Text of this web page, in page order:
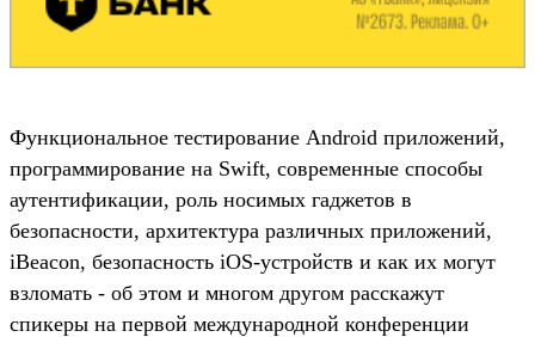
Функциональное тестирование Android приложений,
программирование на Swift, современные способы
аутентификации, роль носимых гаджетов в
безопасности, архитектура различных приложений,
iBeacon, безопасность iOS-устройств и как их могут
взломать - об этом и многом другом расскажут
спикеры на первой международной конференции